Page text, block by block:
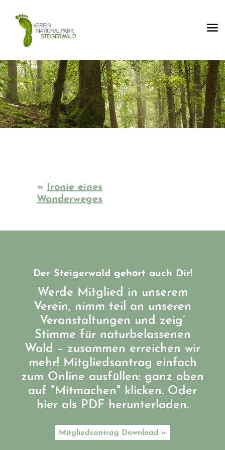
« Ironie eines
Wanderweges
Der Steigerwald gehört auch Dir!
Werde Mitglied in unserem
Verein, nimm teil an unseren
Veranstaltungen und zeig’
Stimme für naturbelassenen
Wald – zusammen erreichen wir
mehr! Mitgliedsantrag einfach
zum Online ausfüllen: ganz oben
auf "Mitmachen" klicken. Oder
hier als PDF herunterladen.
Mitgliedsantrag Download »